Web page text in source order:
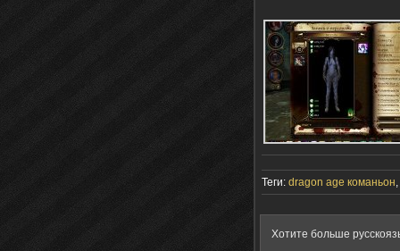
Теги: dragon age команьон,
Хотите больше